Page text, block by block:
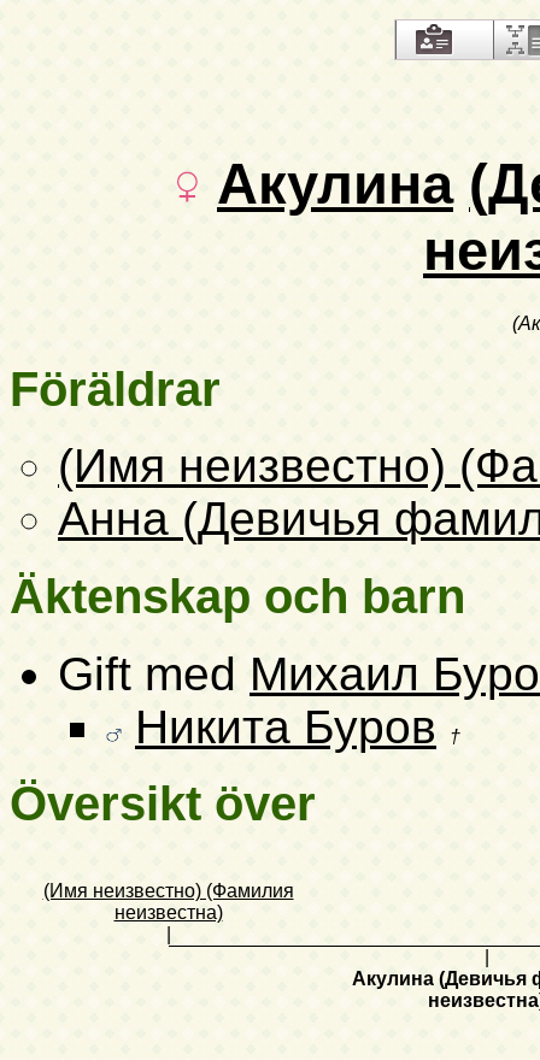
Акулина
Föräldrar
(Имя неизвестно)
Анна (Девичья
Äktenskap och barn
Gift med Михаил
Никита Буров
†
Översikt över
(Имя неизвестно) (Фамилия
неизвестна)
Акулина (Девичья